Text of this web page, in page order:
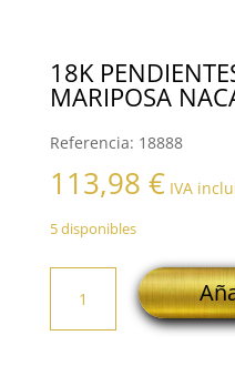
18K
MARIPOSA
Referencia: 18888
113,98 € IVA
5 disponibles
PENDIENTES
ORO